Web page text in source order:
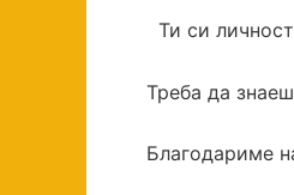
Ти си
Треба да
Благодариме